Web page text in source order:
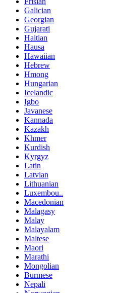
Galician
Georgian
Gujarati
Haitian
Hausa
Hawaiian
Hebrew
Hmong
Hungarian
Icelandic
Igbo
Javanese
Kannada
Kazakh
Khmer
Kurdish
Kyrgyz
Latin
Latvian
Lithuanian
Luxembou..
Macedonian
Malagasy
Malay
Malayalam
Maltese
Maori
Marathi
Mongolian
Burmese
Nepali